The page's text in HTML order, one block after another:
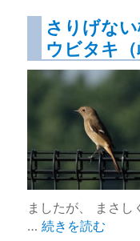
さりげな
ウビタキ（
ましたが、 まさし
…“さりげない橙
続きを読む